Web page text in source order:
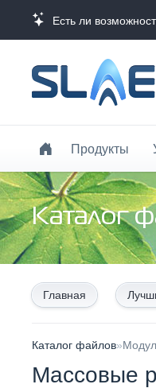
Есть ли
Продукты
Каталог
Главная
Каталог файлов»
Массовые